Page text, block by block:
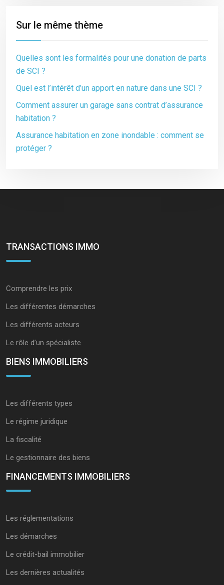
Sur le même thème
Quelles sont les formalités pour une donation de parts
de SCI ?
Quel est l’intérêt d’un apport en nature dans une SCI ?
Comment assurer un garage sans contrat d’assurance
habitation ?
Assurance habitation en zone inondable : comment se
protéger ?
TRANSACTIONS IMMO
Comprendre les prix
Les différentes démarches
Les différents acteurs
Le rôle d’un spécialiste
BIENS IMMOBILIERS
Les différents types
Le régime juridique
La fiscalité
Le gestionnaire des biens
FINANCEMENTS IMMOBILIERS
Les réglementations
Les démarches
Le crédit-bail immobilier
Les dernières actualités